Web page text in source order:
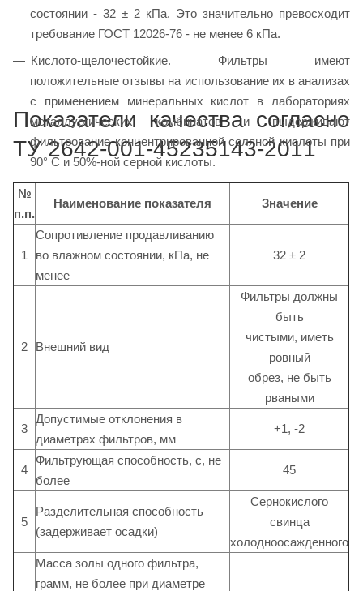
состоянии - 32 ± 2 кПа. Это значительно превосходит
требование ГОСТ 12026-76 - не менее 6 кПа.
Кислото-щелочестойкие. Фильтры имеют
положительные отзывы на использование их в анализах
с применением минеральных кислот в лабораториях
металлургических комбинатов и выдерживают
фильтрование концентрированной соляной кислоты при
90° C и 50%-ной серной кислоты.
Показатели качества согласно
ТУ 2642-001-45235143-2011
№
п.п.
Наименование показателя Значение
1
Сопротивление продавливанию
во влажном состоянии, кПа, не
менее
32 ± 2
2 Внешний вид
Фильтры должны
быть
чистыми, иметь
ровный
обрез, не быть
рваными
3
Допустимые отклонения в
диаметрах фильтров, мм
+1, -2
4
Фильтрующая способность, с, не
более
45
5
Разделительная способность
(задерживает осадки)
Сернокислого
свинца
холодноосажденного
Масса золы одного фильтра,
грамм, не более при диаметре